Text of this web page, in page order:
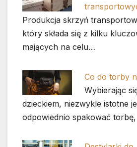
Produkcja skrzyń
który składa się z kilku
mających na celu…
Co do torby
Wybierając
dzieckiem, niezwykle istotne
odpowiednio spakować